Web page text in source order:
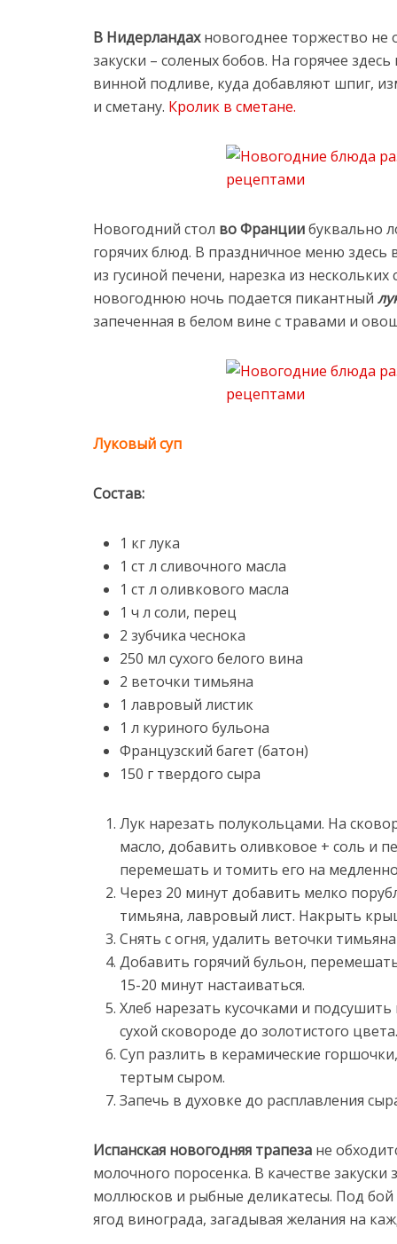
В Нидерландахновогоднее торжество не
закуски – соленых бобов. На горячее
винной подливе, куда добавляют шпиг,
и сметану. Кролик в сметане.
Новогодний стол во Франциибуквально
горячих блюд. В праздничное меню здесь
из гусиной печени, нарезка из
новогоднюю ночь подается пикантный
запеченная в белом вине с травами и
Луковый суп
Состав:
1 кг лука
1 ст л сливочного масла
1 ст л оливкового масла
1 ч л соли, перец
2 зубчика чеснока
250 мл сухого белого вина
2 веточки тимьяна
1 лавровый листик
1 л куриного бульона
Французский багет (батон)
150 г твердого сыра
Лук нарезать полукольцами. На
масло, добавить оливковое + соль и
перемешать и томить его на
Через 20 минут добавить мелко
тимьяна, лавровый лист. Накрыть
Снять с огня, удалить веточки
Добавить горячий бульон,
15-20 минут настаиваться.
Хлеб нарезать кусочками и
сухой сковороде до золотистого
Суп разлить в керамические
тертым сыром.
Запечь в духовке до расплавления
Испанская новогодняя трапеза не
молочного поросенка. В качестве
моллюсков и рыбные деликатесы. Под бой
ягод винограда, загадывая желания на